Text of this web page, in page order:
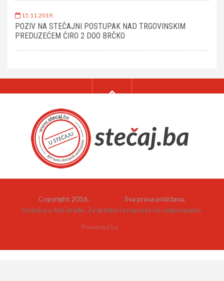
15.11.2019.
POZIV NA STEČAJNI POSTUPAK NAD TRGOVINSKIM
PREDUZEĆEM ĆIRO 2 DOO BRČKO
Copyright 2016.
. Sva prava pridržana.
Stranica u fazi izrade. Za greške i propuste ne odgovaramo.
Powered by